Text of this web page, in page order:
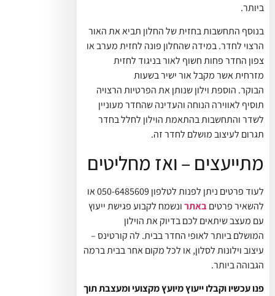
ביותר.
בנוסף התחשבות בחזית של החלון תביא את האור
הרצוי לחדר. במידה שהחלון פונה לחזית מערב או
צפון החדר פחות חשוף לאור בניגוד לחזית
מזרחית אשר מקבל אור ישיר בשעות
הבוקר. הוספת וילון שנותן את הפרטיות הרצויה
תוסיף לאווירה הנוחה והעדינה שהחדר מעוניין
לשדר והתחשבות בהתאמת הוילון לחלל בחדר
תגרום לעיצוב מושלם לחדר זה.
מתייעצים – ואז מחליטים
לעוד פרטים ניתן לפנות לטלפון 050-6485609 או
להשאיר פרטיםבאתרונשמח לקבוע פגישת ייעוץ
עם מעצב שיתאים לכם בדיוק את הוילון
המושלם ביותר לאופי החדר בבית. לה קורטינס –
עיצוב וילונות לסלון, או לכל מקום אחר בבית ברמה
הגבוהה ביותר.
פנו עכשיו וקבלו ייעוץ מיועץ מקצועי ומעצבת תוך